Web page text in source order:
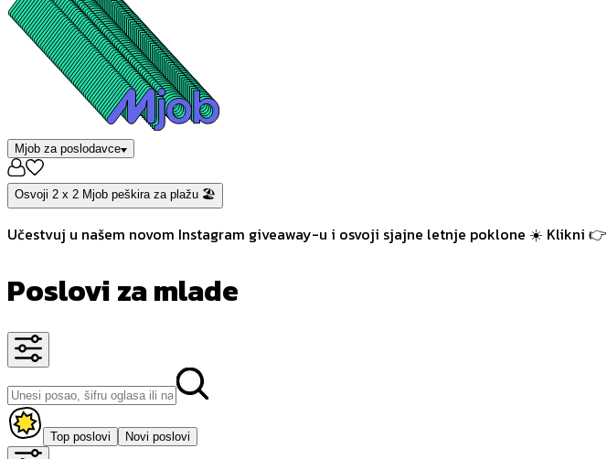
Mjob za poslodavce
Osvoji 2 x 2 Mjob peškira za plažu 🏖️
Učestvuj u našem novom Instagram giveaway-u i osvoji sjajne letnje poklone ☀️ Klikni 👉
Poslovi za mlade
Top poslovi Novi poslovi